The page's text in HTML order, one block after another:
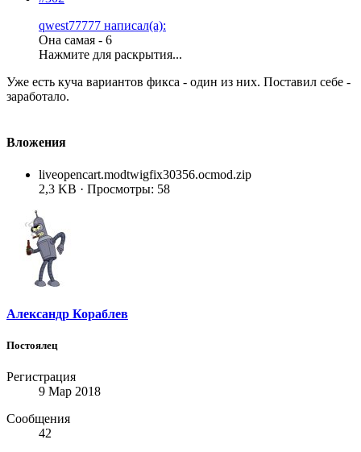
qwest77777 написал(а):
Она самая - 6
Нажмите для раскрытия...
Уже есть куча вариантов фикса - один из них. Поставил себе -
заработало.
Вложения
liveopencart.modtwigfix30356.ocmod.zip
2,3 KB · Просмотры: 58
Александр Кораблев
Постоялец
Регистрация
9 Мар 2018
Сообщения
42